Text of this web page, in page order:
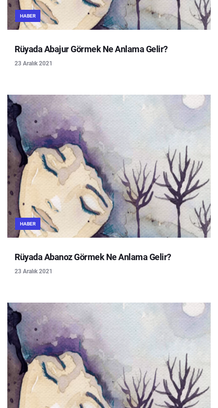
HABER
Rüyada Abajur Görmek Ne Anlama Gelir?
23 Aralık 2021
HABER
Rüyada Abanoz Görmek Ne Anlama Gelir?
23 Aralık 2021